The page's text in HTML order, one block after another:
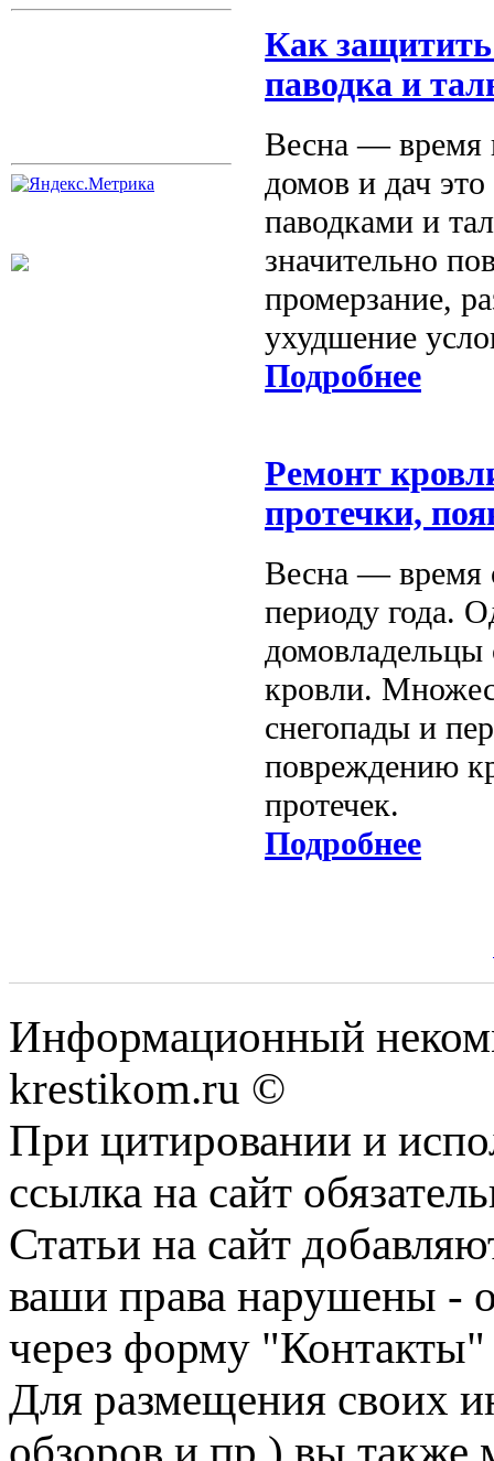
Как защитить
паводка и
Весна — время
домов и дач
паводками и
значительно
промерзание,
ухудшение
Подробнее
Ремонт
протечки,
Весна — время
периоду года.
кровли.
снегопады и
повреждению
протечек.
Подробнее
Информационный
krestikom.ru ©
При цитировании и
ссылка на сайт
Статьи на сайт
ваши права нарушены -
через форму "Контакты"
Для размещения своих